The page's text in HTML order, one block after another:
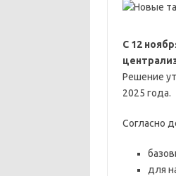
С 12
Решение
2025 года.
Согласно
для